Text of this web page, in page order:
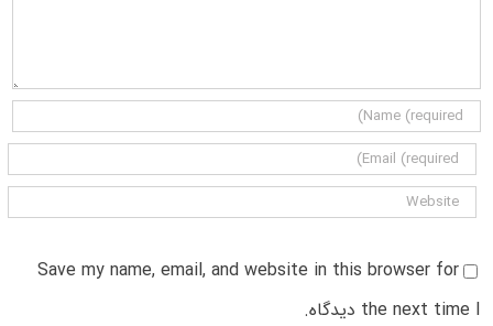
Save my name, email, and website in this browser for
the next time I دیدگاه.